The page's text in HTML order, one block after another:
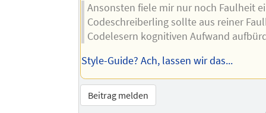
Ansonsten fiele mir nur noch Faulheit
Codeschreiberling sollte aus reiner
Codelesern kognitiven Aufwand
Style-Guide? Ach, lassen wir das...
Beitrag melden